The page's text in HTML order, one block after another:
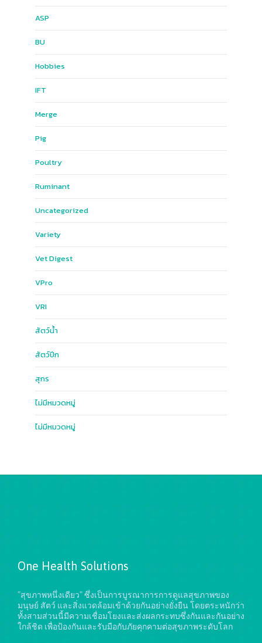
ASP
BU
Hobbies
IFT
Merge
Pig
Poultry
Ruminant
Uncategorized
Variety
Vet Digest
VPro
VRI
สัตว์น้ำ
สัตว์ปีก
สุกร
ไม่มีหมวดหมู่
ไม่มีหมวดหมู่
One Health Solutions
"สุขภาพหนึ่งเดียว" ซึ่งเป็นการบูรณาการการดูแลสุขภาพของ
มนุษย์ สัตว์ และสิ่งแวดล้อมเข้าด้วยกันอย่างยั่งยืนโดยตระหนักว่า
ทั้งสามส่วนนี้มีความเชื่อมโยงและส่งผลกระทบซึ่งกันและกันอย่าง
ใกล้ชิด เพื่อป้องกันและรับมือกับภัยคุกคามต่อสุขภาพระดับโลก